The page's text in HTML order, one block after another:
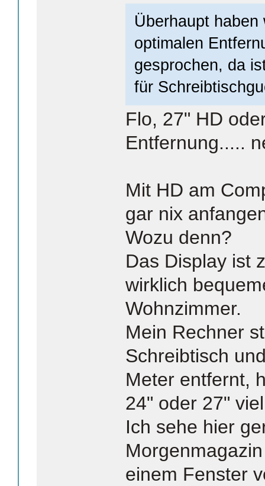
Überhaupt
optimalen
gesprochen, da
für
Flo, 27" HD
Entfernung.....
Mit HD am
gar nix
Wozu denn?
Das Display ist
wirklich
Wohnzimmer.
Mein Rechner
Schreibtisch
Meter entfernt,
24" oder 27"
Ich sehe hier
einem Fenster